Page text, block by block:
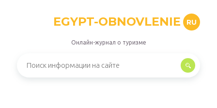
EGYPT-OBNOVLENIE RU
Онлайн-журнал о туризме